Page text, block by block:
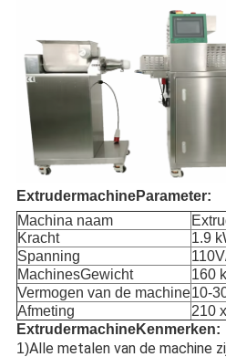
ExtrudermachineParameter:
Machina naam
Kracht
1.9
Spanning
MachinesGewicht
160
Vermogen van de machine10-
Afmeting
210
ExtrudermachineKenmerken:
1)Alle metalen van de machine